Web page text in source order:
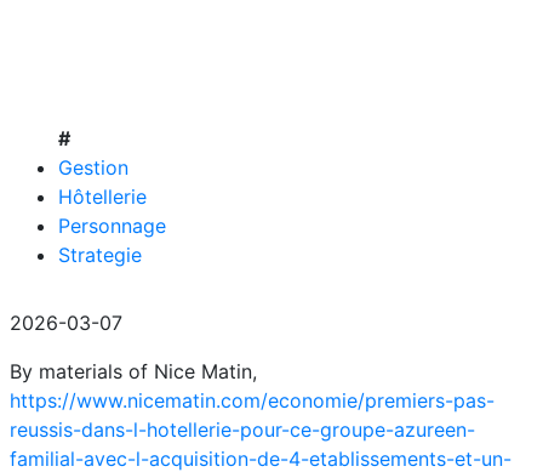
#
Gestion
Hôtellerie
Personnage
Strategie
2026-03-07
By materials of Nice Matin,
https://www.nicematin.com/economie/premiers-pas-
reussis-dans-l-hotellerie-pour-ce-groupe-azureen-
familial-avec-l-acquisition-de-4-etablissements-et-un-